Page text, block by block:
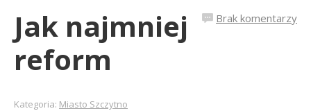
Brak komentarzy
Jak najmniej
reform
Kategoria: Miasto Szczytno